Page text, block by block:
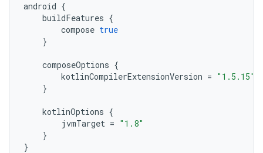
android {
buildFeatures {
compose true
}
composeOptions {
kotlinCompilerExtensionVersion = "1.5.15"
}
kotlinOptions {
jvmTarget = "1.8"
}
}